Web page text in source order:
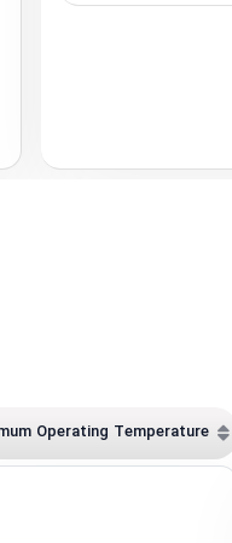
Operating Temperature